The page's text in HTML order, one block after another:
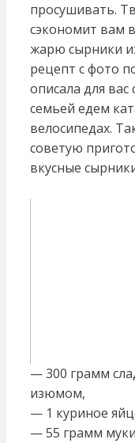
просушивать.
сэкономит вам
жарю сырники
рецепт с фото
описала для
семьей едем
велосипедах.
советую
вкусные
— 300 грамм
изюмом,
— 1 куриное
— 55 грамм